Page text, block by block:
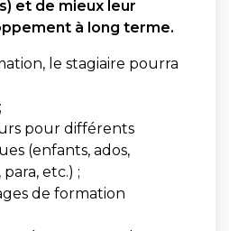
et de mieux leur
à long terme.
le stagiaire pourra
pour différents
(enfants, ados,
etc.) ;
de formation